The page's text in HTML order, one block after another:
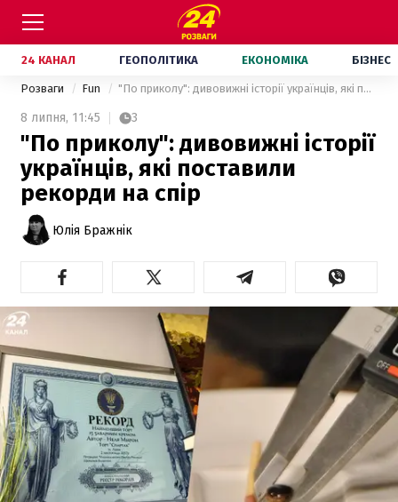
24 КАНАЛ ГЕОПОЛІТИКА ЕКОНОМІКА БІЗНЕС
Розваги Fun "По приколу": дивовижні історії українців, які поставили рекорди на спір
8 липня, 11:45 3
"По приколу": дивовижні історії
українців, які поставили
рекорди на спір
Юлія Бражнік